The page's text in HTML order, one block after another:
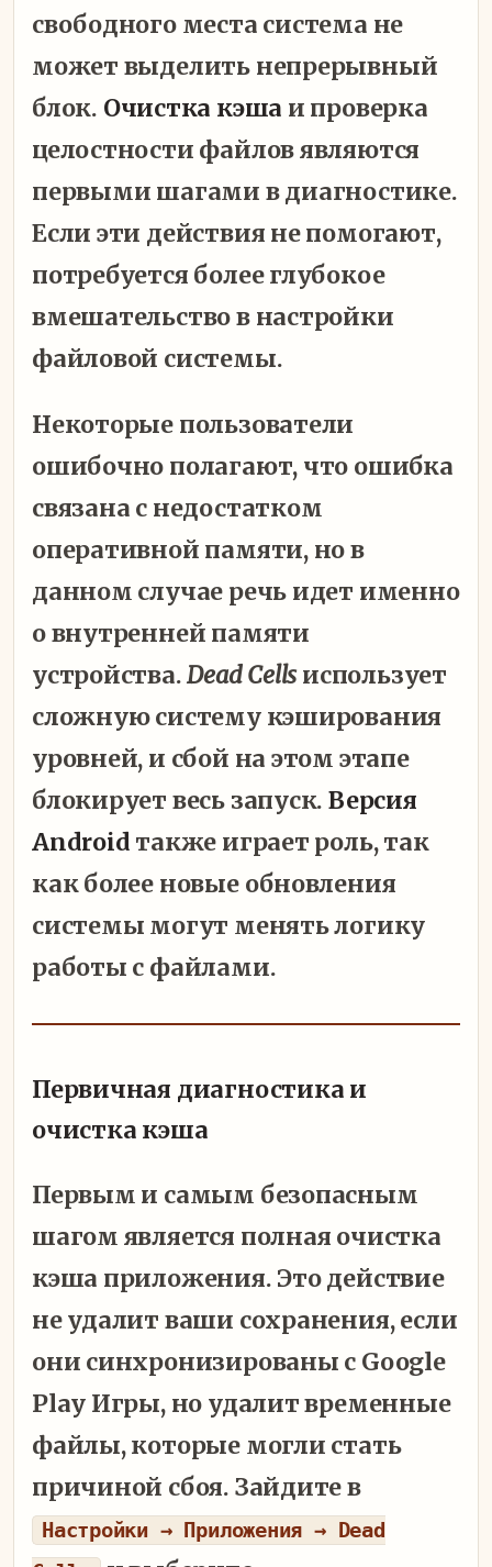
свободного места система не
может выделить непрерывный
блок. Очистка кэша и проверка
целостности файлов являются
первыми шагами в диагностике.
Если эти действия не помогают,
потребуется более глубокое
вмешательство в настройки
файловой системы.
Некоторые пользователи
ошибочно полагают, что ошибка
связана с недостатком
оперативной памяти, но в
данном случае речь идет именно
о внутренней памяти
устройства.Dead Cellsиспользует
сложную систему кэширования
уровней, и сбой на этом этапе
блокирует весь запуск.Версия
Android также играет роль, так
как более новые обновления
системы могут менять логику
работы с файлами.
Первичная диагностика и
очистка кэша
Первым и самым безопасным
шагом является полная очистка
кэша приложения. Это действие
не удалит ваши сохранения, если
они синхронизированы с Google
Play Игры, но удалит временные
файлы, которые могли стать
причиной сбоя. Зайдите в
Настройки → Приложения → Dead